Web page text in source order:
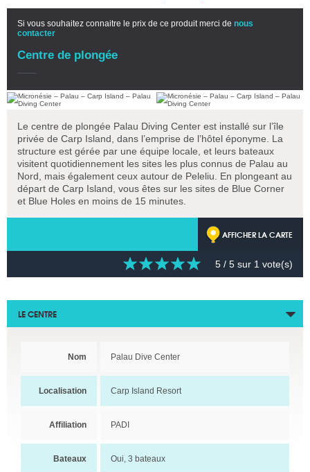
Si vous souhaitez connaitre le prix de ce produit merci de nous
contacter
Centre de plongée
Le centre de plongée Palau Diving Center est installé sur l’île
privée de Carp Island, dans l’emprise de l’hôtel éponyme. La
structure est gérée par une équipe locale, et leurs bateaux
visitent quotidiennement les sites les plus connus de Palau au
Nord, mais également ceux autour de Peleliu. En plongeant au
départ de Carp Island, vous êtes sur les sites de Blue Corner
et Blue Holes en moins de 15 minutes.
AFFICHER LA CARTE
5 / 5 sur 1 vote(s)
LE CENTRE
Nom Palau Dive Center
Localisation Carp Island Resort
Affiliation PADI
Bateaux Oui, 3 bateaux